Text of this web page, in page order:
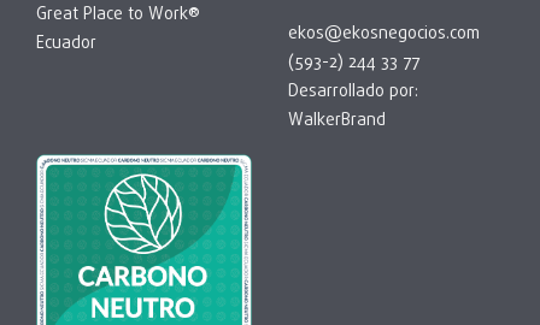
Great Place to Work®
Ecuador
ekos@ekosnegocios.com
(593-2) 244 33 77
Desarrollado por:
WalkerBrand